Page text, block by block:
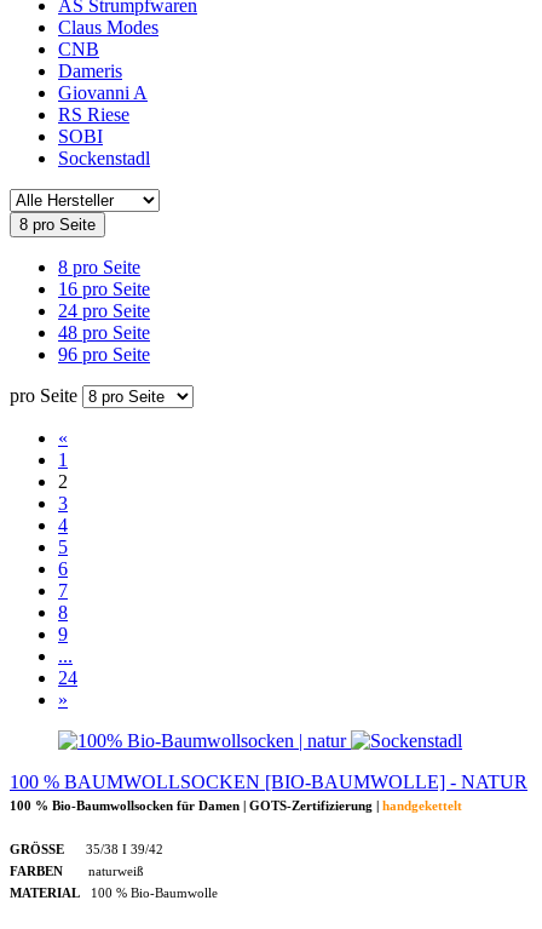
AS Strumpfwaren
Claus Modes
CNB
Dameris
Giovanni A
RS Riese
SOBI
Sockenstadl
8 pro Seite
8 pro Seite
16 pro Seite
24 pro Seite
48 pro Seite
96 pro Seite
pro Seite
«
1
2
3
4
5
6
7
8
9
...
24
»
100 % BAUMWOLLSOCKEN [BIO-BAUMWOLLE] - NATUR
100 % Bio-Baumwollsocken für Damen | GOTS-Zertifizierung | handgekettelt
GRÖSSE 35/38 I 39/42
FARBEN naturweiß
MATERIAL 100 % Bio-Baumwolle